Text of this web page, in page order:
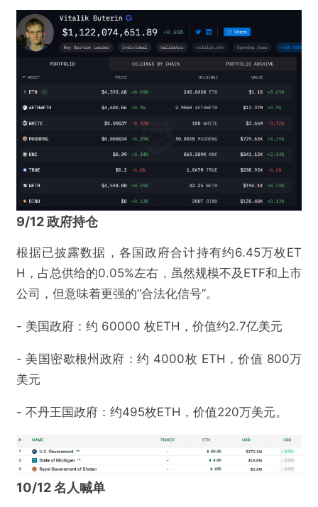
9/12 政府持仓
根据已披露数据，各国政府合计持有约6.45万枚ET
H，占总供给的0.05%左右，虽然规模不及ETF和上市
公司，但意味着更强的“合法化信号”。
- 美国政府：约 60000 枚ETH，价值约2.7亿美元
- 美国密歇根州政府：约 4000枚 ETH，价值 800万
美元
- 不丹王国政府：约495枚ETH，价值220万美元。
10/12 名人喊单